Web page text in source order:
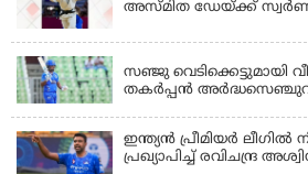
അസ്മിത ഡേയ്ക്ക്
സഞ്ജു വെടിക്കെട്ടുമായി
തകർപ്പൻ
ഇന്ത്യന്‍ പ്രീമിയര്‍ ലീഗില്‍
പ്രഖ്യാപിച്ച് രവിചന്ദ്ര